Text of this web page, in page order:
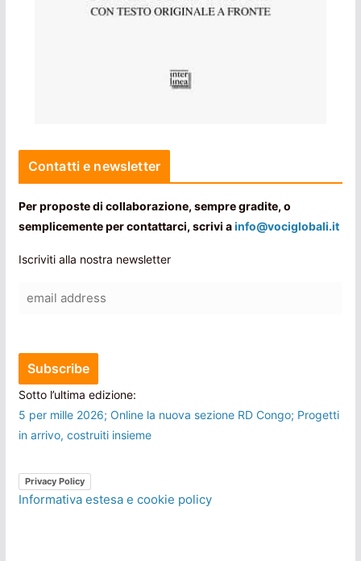
Contatti e newsletter
Per proposte di collaborazione, sempre gradite, o
semplicemente per contattarci, scrivi ainfo@vociglobali.it
Iscriviti alla nostra newsletter
Sotto l’ultima edizione:
5 per mille 2026; Online la nuova sezione RD Congo; Progetti
in arrivo, costruiti insieme
Privacy Policy
Informativa estesa e cookie policy